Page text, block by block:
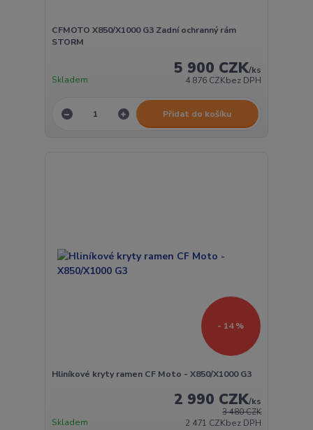
CFMOTO X850/X1000 G3 Zadní ochranný rám
STORM
5 900 CZK/ks
4 876 CZKbez DPH
Skladem
Přidat do košíku
- 14 %
Hliníkové kryty ramen CF Moto - X850/X1000 G3
3 480 CZK
2 990 CZK/ks
2 471 CZKbez DPH
Skladem